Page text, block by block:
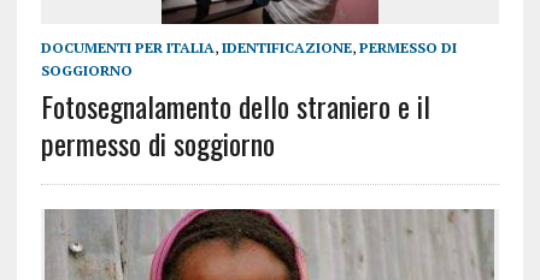
DOCUMENTI PER ITALIA, IDENTIFICAZIONE, PERMESSO DI
SOGGIORNO
Fotosegnalamento dello straniero e il
permesso di soggiorno